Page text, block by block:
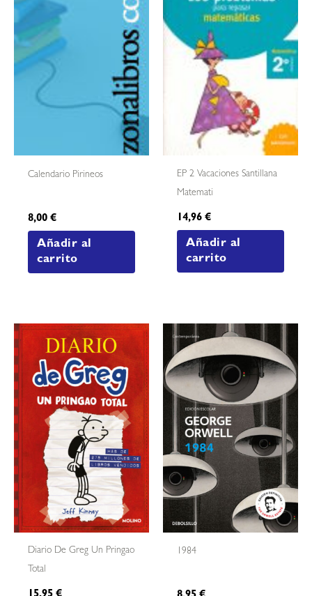
Calendario Pirineos
8,00€
Añadir al
carrito
EP 2 Vacaciones Santillana
Matemati
14,96€
Añadir al
carrito
Diario De Greg Un Pringao
Total
1984